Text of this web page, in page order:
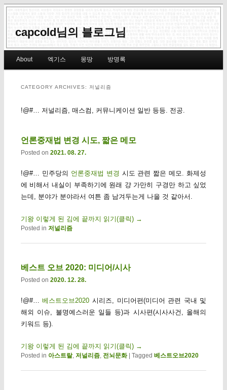
capcold님의 블로그님
Skip to primary content
Skip to secondary content
About 엑기스 몽땅 방명록
CATEGORY ARCHIVES: 저널리즘
!@#… 저널리즘, 매스컴, 커뮤니케이션 일반 등등. 전공.
언론중재법 변경 시도, 짧은 메모
Posted on 2021. 08. 27.
!@#… 민주당의 언론중재법 변경 시도 관련 짧은 메모. 화제성
에 비해서 내실이 부족하기에 원래 걍 가만히 구경만 하고 싶었
는데, 분야가 분야라서 여튼 좀 남겨두는게 나을 것 같아서.
기왕 이렇게 된 김에 끝까지 읽기(클릭) →
Posted in 저널리즘
베스트 오브 2020: 미디어/시사
Posted on 2020. 12. 28.
!@#…베스트오브2020 시리즈, 미디어편(미디어 관련 국내 및
해외 이슈, 불명예스러운 일들 등)과 시사편(시사사건, 올해의
키워드 등).
기왕 이렇게 된 김에 끝까지 읽기(클릭) →
Posted in 아스트랄, 저널리즘, 전뇌문화 Tagged 베스트오브2020